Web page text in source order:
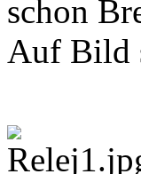
schon
Auf Bild